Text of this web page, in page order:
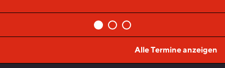
Alle Termine anzeigen